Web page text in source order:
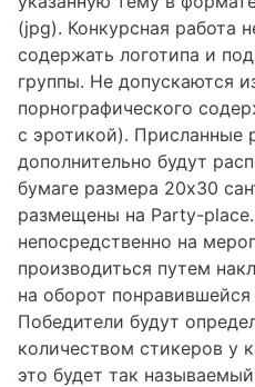
(jpg). Конкурсная работа
содержать логотипа и
группы. Не допускаются
порнографического
с эротикой). Присланные
дополнительно будут
бумаге размера 20х30
размещены на Party-
непосредственно на
производиться путем
на оборот
Победители будут
количеством стикеров у
это будет так